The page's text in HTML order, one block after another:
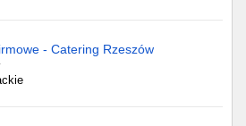
- Catering Rzeszów